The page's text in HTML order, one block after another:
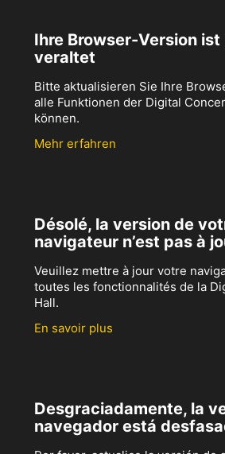
Ihre Browser-Version ist
veraltet
Bitte aktualisieren Sie Ihre
alle Funktionen der Digital
können.
Mehr erfahren
Désolé, la version de
navigateur n’est pas à
Veuillez mettre à jour votre
toutes les fonctionnalités de la
Hall.
En savoir plus
Desgraciadamente, la
navegador está